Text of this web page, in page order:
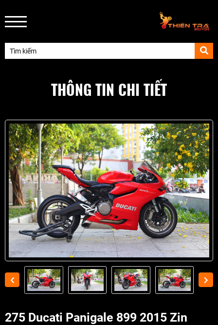
THÔNG TIN CHI TIẾT
275 Ducati Panigale 899 2015 Zin